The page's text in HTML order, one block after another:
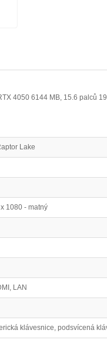
4050 6144 MB, 15.6 palců
Lake
1080 - matný
LAN
klávesnice, podsvícená